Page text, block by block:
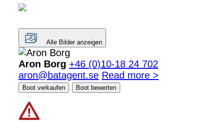
Alle Bilder anzeigen
Aron Borg +46 (0)10-18 24 702
aron@batagent.se Read more >
Boot verkaufen Boot bewerten